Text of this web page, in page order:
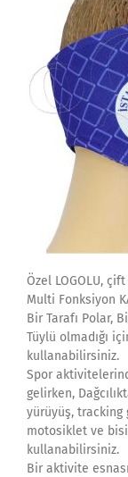
Özel LOGOLU,
Multi Fonksiyon
Bir Tarafı Polar,
Tüylü olmadığı
kullanabilirsiniz.
Spor
gelirken,
yürüyüş,
motosiklet ve
kullanabilirsiniz.
Bir aktivite